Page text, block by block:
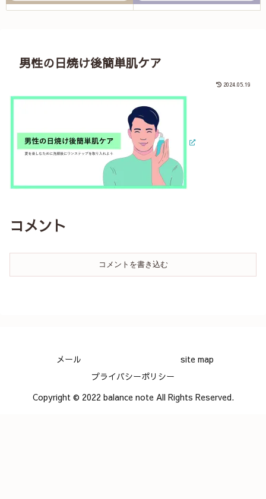
男性の日焼け後簡単肌ケア
2024.05.19
コメント
コメントを書き込む
メール
site map
プライバシーポリシー
Copyright © 2022 balance note All Rights Reserved.